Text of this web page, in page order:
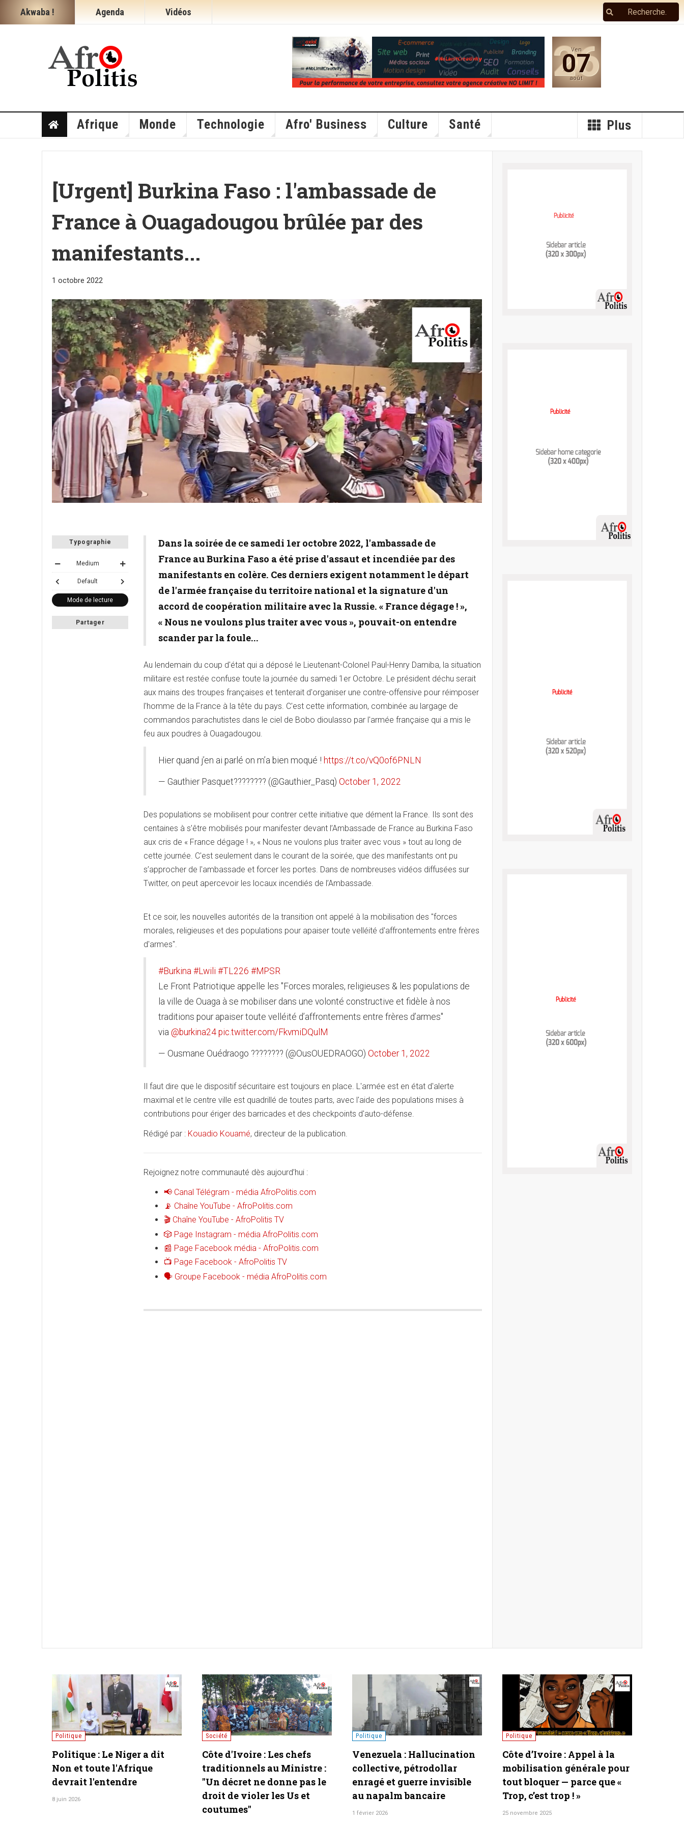
Akwaba ! Agenda Vidéos
26
Ven
07
août
Afrique Monde Technologie Afro' Business Culture Santé Plus
[Urgent] Burkina Faso : l'ambassade de
France à Ouagadougou brûlée par des
manifestants...
1 octobre 2022
Typographie
Medium
Default
Mode de lecture
Partager
Dans la soirée de ce samedi 1er octobre 2022, l'ambassade de
France au Burkina Faso a été prise d'assaut et incendiée par des
manifestants en colère. Ces derniers exigent notamment le départ
de l'armée française du territoire national et la signature d'un
accord de coopération militaire avec la Russie. « France dégage ! »,
« Nous ne voulons plus traiter avec vous », pouvait-on entendre
scander par la foule...
Au lendemain du coup d'état qui a déposé le Lieutenant-Colonel Paul-Henry Damiba, la situation
militaire est restée confuse toute la journée du samedi 1er Octobre. Le président déchu serait
aux mains des troupes françaises et tenterait d'organiser une contre-offensive pour réimposer
l'homme de la France à la tête du pays. C'est cette information, combinée au largage de
commandos parachutistes dans le ciel de Bobo dioulasso par l'armée française qui a mis le
feu aux poudres à Ouagadougou.
Hier quand j’en ai parlé on m’a bien moqué ! https://t.co/vQ0of6PNLN
— Gauthier Pasquet???????? (@Gauthier_Pasq) October 1, 2022
Des populations se mobilisent pour contrer cette initiative que dément la France. Ils sont des
centaines à s’être mobilisés pour manifester devant l’Ambassade de France au Burkina Faso
aux cris de « France dégage ! », « Nous ne voulons plus traiter avec vous » tout au long de
cette journée. C'est seulement dans le courant de la soirée, que des manifestants ont pu
s’approcher de l'ambassade et forcer les portes. Dans de nombreuses vidéos diffusées sur
Twitter, on peut apercevoir les locaux incendiés de l’Ambassade.
Et ce soir, les nouvelles autorités de la transition ont appelé à la mobilisation des "forces
morales, religieuses et des populations pour apaiser toute velléité d'affrontements entre frères
d'armes".
#Burkina #Lwili #TL226 #MPSR
Le Front Patriotique appelle les "Forces morales, religieuses & les populations de
la ville de Ouaga à se mobiliser dans une volonté constructive et fidèle à nos
traditions pour apaiser toute velléité d’affrontements entre frères d’armes"
via @burkina24 pic.twitter.com/FkvmiDQulM
— Ousmane Ouédraogo ???????? (@OusOUEDRAOGO) October 1, 2022
Il faut dire que le dispositif sécuritaire est toujours en place. L'armée est en état d'alerte
maximal et le centre ville est quadrillé de toutes parts, avec l'aide des populations mises à
contributions pour ériger des barricades et des checkpoints d'auto-défense.
Rédigé par : Kouadio Kouamé, directeur de la publication.
Rejoignez notre communauté dès aujourd’hui :
📢 Canal Télégram - média AfroPolitis.com
📡 Chaîne YouTube - AfroPolitis.com
🎬 Chaîne YouTube - AfroPolitis TV
🎲 Page Instagram - média AfroPolitis.com
📰 Page Facebook média - AfroPolitis.com
📺 Page Facebook - AfroPolitis TV
🗣 Groupe Facebook - média AfroPolitis.com
Politique
[Russie] Poutine dit « Niet !
» à une frappe Oreshnik sur
Kiev: un choix pour la paix
?
Communiqués
[Communiqué] 80ème fête
#Victoire2025 : La Chine «
marche » pour la Justice,
l’Équité et la Paix
27 août 2025
Politique
Conflit Russie-Ukraine :
Trump dévoile la carte de
la nouvelle Ukraine pour
une paix durable
19 août 2025
Internet
La militarisation de
l'Internet en Europe : la fin
de la « Swiss Privacy » et
l'exil de PROTON MAIL
18 août 2025